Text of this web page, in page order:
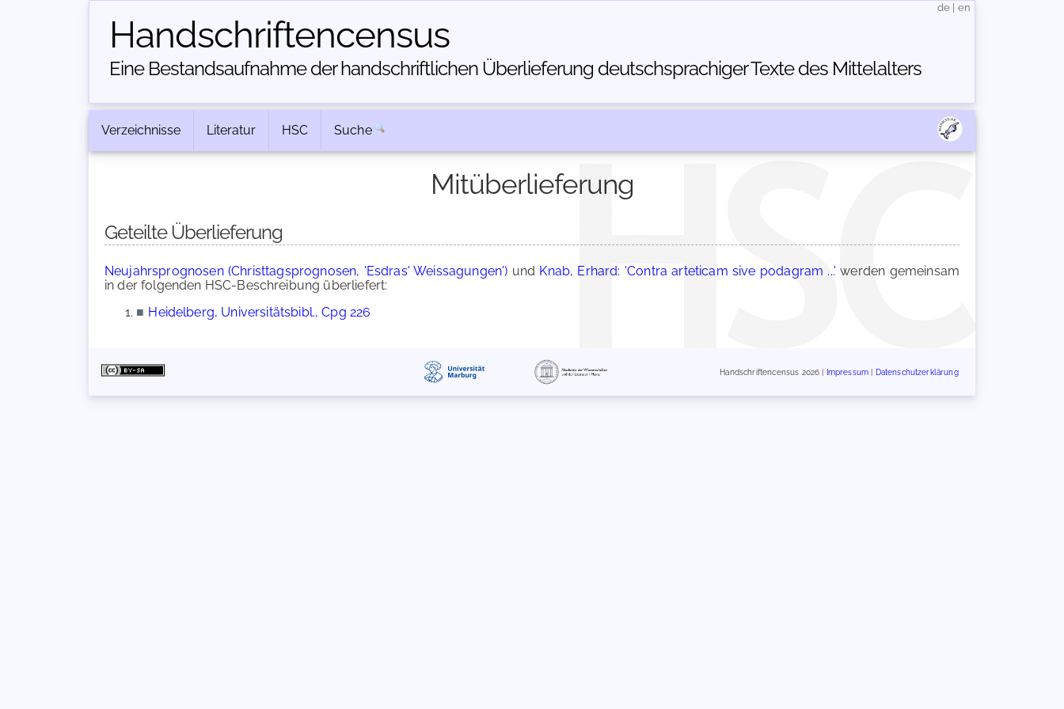
Handschriften­census
Eine Bestandsaufnahme der handschriftlichen Über­lieferung deutschsprachiger Texte des Mittelalters
de en
Verzeichnisse Literatur HSC Suche
Mitüberlieferung
Geteilte Überlieferung
Neujahrsprognosen (Christtagsprognosen, 'Esdras' Weissagungen') und Knab, Erhard: 'Contra arteticam sive podagram ...' werden gemeinsam
in der folgenden HSC-Beschreibung überliefert:
■ Heidelberg, Universitätsbibl., Cpg 226
Handschriftencensus 2026 | Impressum Datenschutzerklärung